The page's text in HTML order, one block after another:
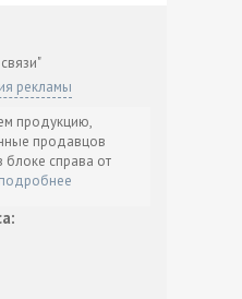
рекламы
продукцию,
продавцов
справа от
подробнее